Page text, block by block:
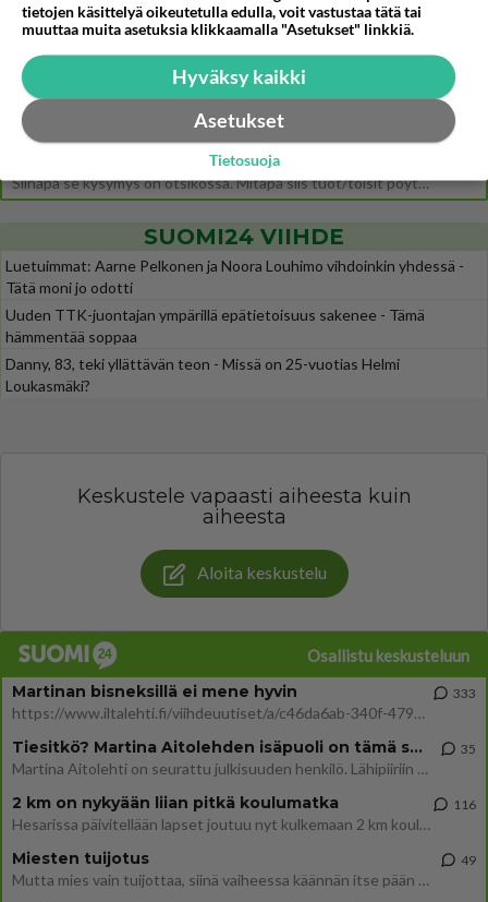
Ernest Lawson esitteli uudet TTK-tähtioppilaat ja opettajat torstaina 6.8. lehdistölle. Tulevalla kaudella on yksi hausk
Jos SDP ei voita reilusti, persut kumoavat demokratian Suomesta
Uuden TTK-juontajan ympärillä epätietoisuus sakenee - Nyt MTV hämmentää soppaa
Mitä tuot pöytään parisuhteessa?
Siinäpä se kysymys on otsikossa. Mitäpä siis tuot/toisit pöytään parisuhteessa? Oletko mies vai nainen? Koetko sen mitä
SUOMI24 VIIHDE
Luetuimmat: Aarne Pelkonen ja Noora Louhimo vihdoinkin yhdessä -
Tätä moni jo odotti
Uuden TTK-juontajan ympärillä epätietoisuus sakenee - Tämä
hämmentää soppaa
Danny, 83, teki yllättävän teon - Missä on 25-vuotias Helmi
Loukasmäki?
Keskustele vapaasti aiheesta kuin
aiheesta
Aloita keskustelu
Osallistu keskusteluun
Martinan bisneksillä ei mene hyvin
https://www.iltalehti.fi/viihdeuutiset/a/c46da6ab-340f-4790-aaa7-0865eed2336 Yrityksen konkurssihakemus on tullut kärä
333
Tiesitkö? Martina Aitolehden isäpuoli on tämä suosittu laulaja
Martina Aitolehti on seurattu julkisuuden henkilö. Lähipiiriin mahtuu muitakin tunnettuja henkilöitä. Tiesitkö, että Ma
35
2 km on nykyään liian pitkä koulumatka
Hesarissa päivitellään lapset joutuu nyt kulkemaan 2 km kouluun jösses. Ruostefillarilla tuo matka menee vaikka miten äk
116
Miesten tuijotus
Mutta mies vain tuijottaa, siinä vaiheessa käännän itse pään pois. Mikä juttu? Yleensä jos joku tuijottaa tai katsoo, hä
49
tietojen käsittelyä oikeutetulla edulla, voit vastustaa tätä tai
muuttaa muita asetuksia klikkaamalla "Asetukset" linkkiä.
Hyväksy kaikki
Asetukset
Tietosuoja